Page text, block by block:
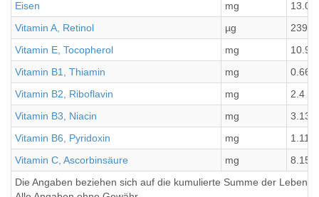
Eisen
mg
13.06
Vitamin A, Retinol
µg
Vitamin E, Tocopherol
mg
10.98
Vitamin B1, Thiamin
mg
0.66
Vitamin B2, Riboflavin
mg
2.4
Vitamin B3, Niacin
mg
3.13
Vitamin B6, Pyridoxin
mg
1.11
Vitamin C, Ascorbinsäure
mg
8.15
Die Angaben beziehen sich auf die kumulierte Summe der